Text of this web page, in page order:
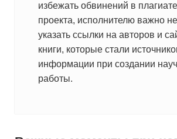
избежать обвинений в
проекта, исполнителю важно
указать ссылки на авторов и
книги, которые стали
информации при создании
работы.